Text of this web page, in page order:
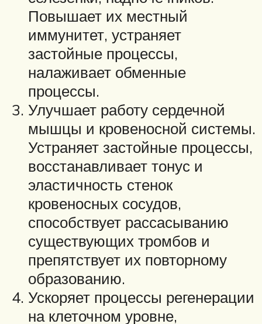
Повышает их местный
иммунитет, устраняет
застойные процессы,
налаживает обменные
процессы.
Улучшает работу сердечной
мышцы и кровеносной системы.
Устраняет застойные процессы,
восстанавливает тонус и
эластичность стенок
кровеносных сосудов,
способствует рассасыванию
существующих тромбов и
препятствует их повторному
образованию.
Ускоряет процессы регенерации
на клеточном уровне,